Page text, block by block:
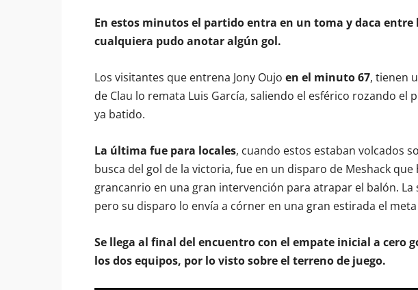
En estos minutos el partido entra en un toma y daca entre
cualquiera pudo anotar algún gol.
Los visitantes que entrena Jony Oujo en el minuto 67, tienen
de Clau lo remata Luis García, saliendo el esférico rozando el
ya batido.
La última fue para locales, cuando estos estaban volcados
busca del gol de la victoria, fue en un disparo de Meshack
grancanrio en una gran intervención para atrapar el balón. La
pero su disparo lo envía a córner en una gran estirada el
Se llega al final del encuentro con el empate inicial a cero
los dos equipos, por lo visto sobre el terreno de juego.